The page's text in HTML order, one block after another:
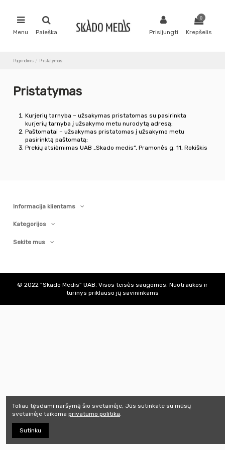
Menu Paieška Prisijungti
0
Krepšelis
Pagrindinis Pristatymas
Pristatymas
Kurjerių tarnyba – užsakymas pristatomas su pasirinkta
kurjerių tarnyba į užsakymo metu nurodytą adresą;
Paštomatai – užsakymas pristatomas į užsakymo metu
pasirinktą paštomatą;
Prekių atsiėmimas UAB „Skado medis“, Pramonės g. 11, Rokiškis
Informacija klientams
Kategorijos
Sekite mus
© 2022 “Skado Medis” UAB. Visos teisės saugomos. Nuotraukos ir
turinys priklauso jų savininkams
Toliau tęsdami naršymą šio svetainėje, Jūs sutinkate su mūsų
svetainėje taikoma privatumo politika.
Sutinku